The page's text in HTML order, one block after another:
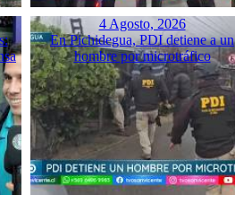
4 Agosto, 2026
En Pichidegua, PDI detiene a un
hombre por microtráfico